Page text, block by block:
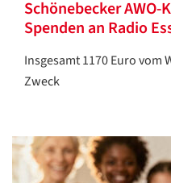
Schönebecker
Spenden an Radio
Insgesamt 1170 Euro vom
Zweck